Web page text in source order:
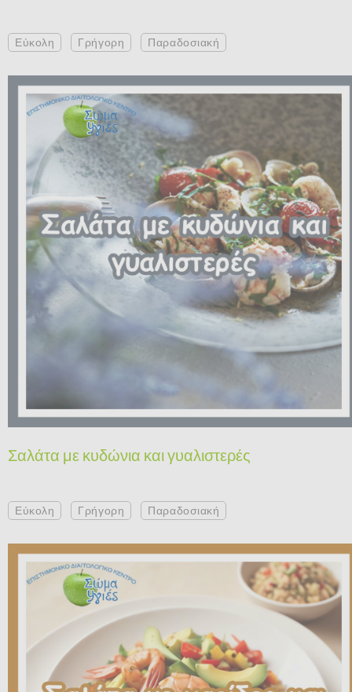
Εύκολη Γρήγορη Παραδοσιακή
Σαλάτα με κυδώνια και γυαλιστερές
Εύκολη Γρήγορη Παραδοσιακή